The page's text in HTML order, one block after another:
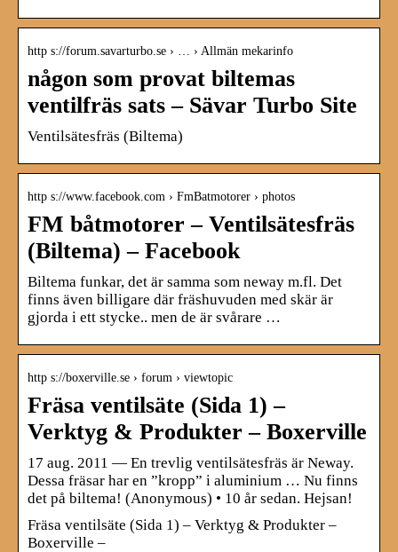
http s://forum.savarturbo.se › … › Allmän mekarinfo
någon som provat biltemas
ventilfräs sats – Sävar Turbo Site
Ventilsätesfräs (Biltema)
http s://www.facebook.com › FmBatmotorer › photos
FM båtmotorer – Ventilsätesfräs
(Biltema) – Facebook
Biltema funkar, det är samma som neway m.fl. Det
finns även billigare där fräshuvuden med skär är
gjorda i ett stycke.. men de är svårare …
http s://boxerville.se › forum › viewtopic
Fräsa ventilsäte (Sida 1) –
Verktyg & Produkter – Boxerville
17 aug. 2011 — En trevlig ventilsätesfräs är Neway.
Dessa fräsar har en ”kropp” i aluminium … Nu finns
det på biltema! (Anonymous) • 10 år sedan. Hejsan!
Fräsa ventilsäte (Sida 1) – Verktyg & Produkter –
Boxerville –